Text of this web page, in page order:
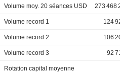
Volume moy. 20 séances USD 273 468
Volume record 1 124
Volume record 2 106
Volume record 3 92
Rotation capital moyenne